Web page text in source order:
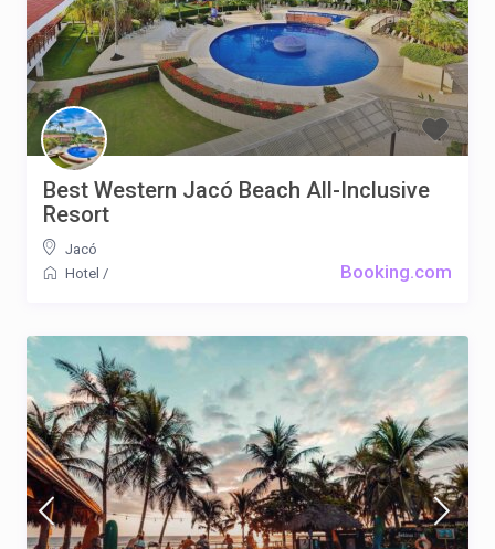
Booking.com
Best Western Jacó Beach All-Inclusive
Resort
Jacó
Hotel /